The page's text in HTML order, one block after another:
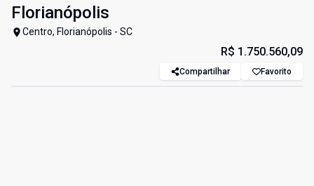
Florianópolis
Centro, Florianópolis - SC
R$ 1.750.560,09
Compartilhar Favorito